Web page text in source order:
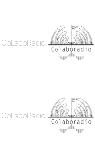
CoLaboRadio
CoLaboRadio